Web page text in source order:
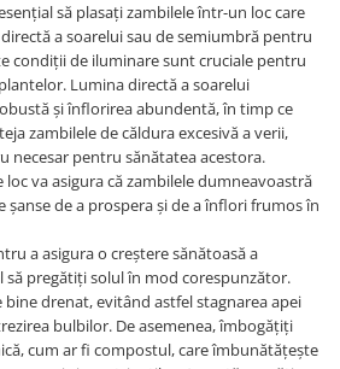
să plasați zambilele într-un loc care
a soarelui sau de semiumbră pentru
condiții de iluminare sunt cruciale pentru
Lumina directă a soarelui
și înflorirea abundentă, în timp ce
zambilele de căldura excesivă a verii,
necesar pentru sănătatea acestora.
loc va asigura că zambilele dumneavoastră
șanse de a prospera și de a înflori frumos în
a asigura o creștere sănătoasă a
să pregătiți solul în mod corespunzător.
bine drenat, evitând astfel stagnarea apei
bulbilor. De asemenea, îmbogățiți
cum ar fi compostul, care îmbunătățește